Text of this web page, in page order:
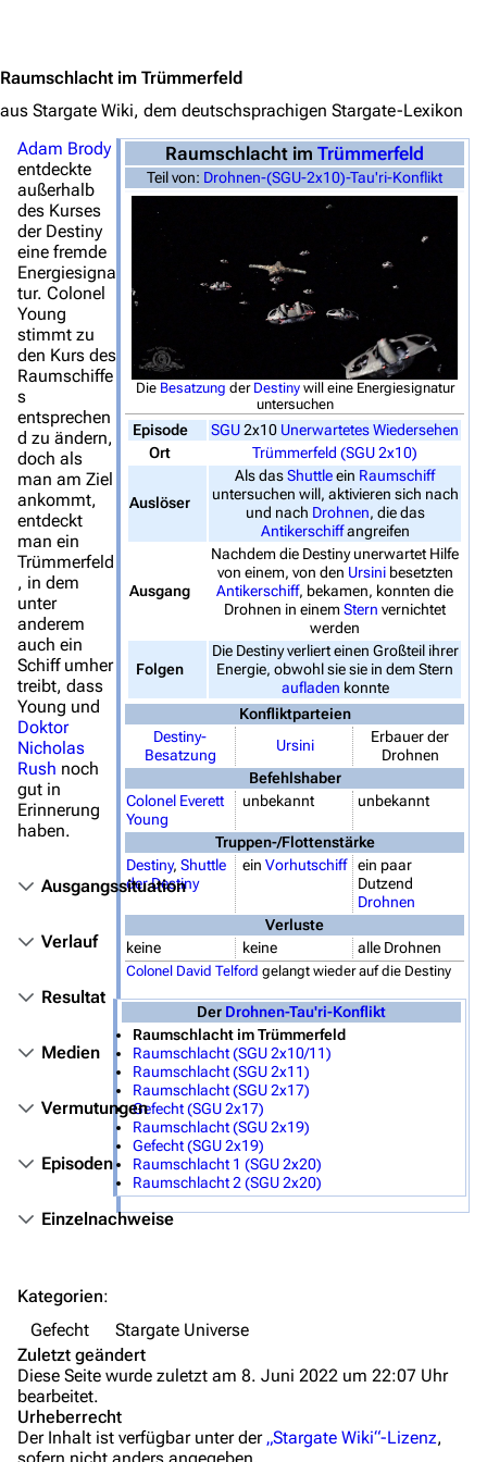
346.354
Navigation
Von A bis Z
Zufälliger Artikel
Spezialseiten
Filme und Serien
Überblick
Stargate SG-1
Stargate Atlantis
Stargate Universe
Stargate Origins
Stargate Infinity
Stargate-Romane
Filme
Das Stargate-Universum
Themenportal
Personen
Völker
Fanprojekte
Kommerzielles
Hilfe
Raumschlacht im Trümmerfeld
aus Stargate Wiki, dem deutschsprachigen Stargate-Lexikon
Raumschlacht im Trümmerfeld
Teil von: Drohnen-(SGU-2x10)-Tau'ri-Konflikt
Die Besatzung der Destinywill eine Energiesignatur
untersuchen
Episode SGU2x10 Unerwartetes Wiedersehen
Ort
Trümmerfeld (SGU 2x10)
Auslöser
Als dasShuttleein Raumschiff
untersuchen will, aktivieren sich nach
und nach Drohnen, die das
Antikerschiffangreifen
Ausgang
Nachdem die Destiny unerwartet Hilfe
von einem, von den Ursinibesetzten
Antikerschiff, bekamen, konnten die
Drohnen in einem Stern vernichtet
werden
Folgen
Die Destiny verliert einen Großteil ihrer
Energie, obwohl sie sie in dem Stern
aufladen konnte
Konfliktparteien
Destiny-
Besatzung
Ursini
Erbauer der
Drohnen
Befehlshaber
Colonel Everett
Young
unbekannt unbekannt
Truppen-/Flottenstärke
Destiny, Shuttle
der Destiny
ein Vorhutschiff
ein paar
Dutzend
Drohnen
Verluste
keine
keine alle Drohnen
Colonel David Telford gelangt wieder auf die Destiny
Der Drohnen-Tau'ri-Konflikt
Raumschlacht im Trümmerfeld
Raumschlacht (SGU 2x10/11)
Raumschlacht (SGU 2x11)
Raumschlacht (SGU 2x17)
Gefecht (SGU 2x17)
Raumschlacht (SGU 2x19)
Gefecht (SGU 2x19)
Raumschlacht 1 (SGU 2x20)
Raumschlacht 2 (SGU 2x20)
Adam Brody
entdeckte
außerhalb
des Kurses
der Destiny
eine fremde
Energiesigna
tur. Colonel
Young
stimmt zu
den Kurs des
Raumschiffe
s
entsprechen
d zu ändern,
doch als
man am Ziel
ankommt,
entdeckt
man ein
Trümmerfeld
, in dem
unter
anderem
auch ein
Schiff umher
treibt, dass
Young und
Doktor
Nicholas
Rush noch
gut in
Erinnerung
haben.
Ausgangssituation
Verlauf
Resultat
Medien
Vermutungen
Episoden
Einzelnachweise
Kategorien:
Gefecht
Stargate Universe
Zuletzt geändert
Diese Seite wurde zuletzt am 8. Juni 2022 um 22:07 Uhr
bearbeitet.
Urheberrecht
Der Inhalt ist verfügbar unter der „Stargate Wiki“-Lizenz,